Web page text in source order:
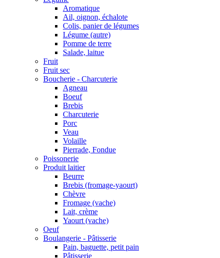
Aromatique
Ail, oignon, échalote
Colis, panier de légumes
Légume (autre)
Pomme de terre
Salade, laitue
Fruit
Fruit sec
Boucherie - Charcuterie
Agneau
Boeuf
Brebis
Charcuterie
Porc
Veau
Volaille
Pierrade, Fondue
Poissonerie
Produit laitier
Beurre
Brebis (fromage-yaourt)
Chèvre
Fromage (vache)
Lait, crème
Yaourt (vache)
Oeuf
Boulangerie - Pâtisserie
Pain, baguette, petit pain
Pâtisserie